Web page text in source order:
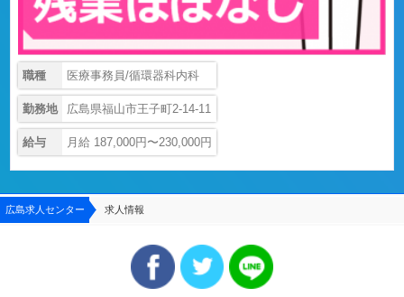
職種 医療事務員/循環器科内科
勤務地 広島県福山市王子町2-14-11
給与 月給 187,000円〜230,000円
広島求人センター 求人情報